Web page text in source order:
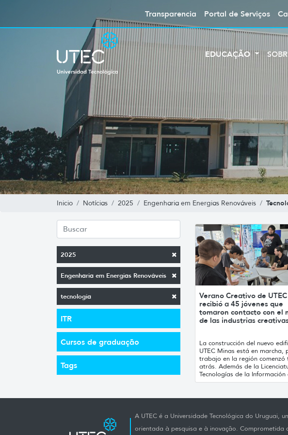
Transparencia Portal de Serviços
EDUCAÇÃO
Inicio Notícias 2025 Engenharia em Energias Renováveis
2025
Engenharia em Energias Renováveis
tecnologia
ITR
Cursos de graduação
Tags
Verano Creativo de
recibió a 45 jóvenes que
tomaron contacto con el
de las industrias
La construcción del nuevo
UTEC Minas está en marcha,
trabajo en la región comenzó
atrás. Además de la
Tecnologías de la Información
A UTEC é a Universidade Tecnológica do Uruguai,
orientada à pesquisa e à inovação. Comprometida